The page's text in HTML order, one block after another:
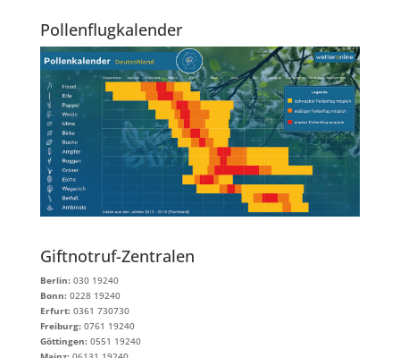
Pollenflugkalender
Giftnotruf-Zentralen
Berlin:030 19240
Bonn:0228 19240
Erfurt:0361 730730
Freiburg:0761 19240
Göttingen:0551 19240